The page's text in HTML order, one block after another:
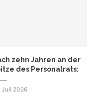
zehn Jahren an der
des Personalrats:
Juli 2026